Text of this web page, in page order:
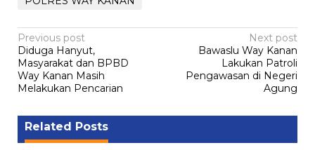
Post
navigation
Previous post
Diduga Hanyut,
Masyarakat dan BPBD
Way Kanan Masih
Melakukan Pencarian
Next post
Bawaslu Way Kanan
Lakukan Patroli
Pengawasan di Negeri
Agung
Related Posts